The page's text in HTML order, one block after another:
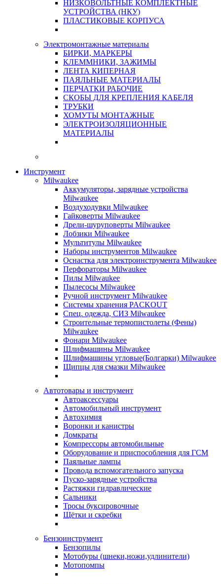
НИЗКОВОЛЬТНЫЕ КОМПЛЕКТНЫЕ
УСТРОЙСТВА (НКУ)
ПЛАСТИКОВЫЕ КОРПУСА
Электромонтажные материалы
БИРКИ, МАРКЕРЫ
КЛЕММНИКИ, ЗАЖИМЫ
ЛЕНТА КИПЕРНАЯ
ПАЯЛЬНЫЕ МАТЕРИАЛЫ
ПЕРЧАТКИ РАБОЧИЕ
СКОБЫ ДЛЯ КРЕПЛЕНИЯ КАБЕЛЯ
ТРУБКИ
ХОМУТЫ МОНТАЖНЫЕ
ЭЛЕКТРОИЗОЛЯЦИОННЫЕ
МАТЕРИАЛЫ
Инструмент
Milwaukee
Аккумуляторы, зарядные устройства
Milwaukee
Воздуходувки Milwaukee
Гайковерты Milwaukee
Дрели-шуруповерты Milwaukee
Лобзики Milwaukee
Мультитулы Milwaukee
Наборы инструментов Milwaukee
Оснастка для электроинструмента Milwaukee
Перфораторы Milwaukee
Пилы Milwaukee
Пылесосы Milwaukee
Ручной инструмент Milwaukee
Системы хранения PACKOUT
Спец. одежда, СИЗ Milwaukee
Строительные термопистолеты (Фены)
Milwaukee
Фонари Milwaukee
Шлифмашины Milwaukee
Шлифмашины угловые(Болгарки) Milwaukee
Щипцы для смазки Milwaukee
Автотовары и инструмент
Автоаксессуары
Автомобильный инструмент
Автохимия
Воронки и канистры
Домкраты
Компрессоры автомобильные
Оборудование и приспособления для ГСМ
Паяльные лампы
Провода вспомогательного запуска
Пуско-зарядные устройства
Растяжки гидравлические
Сальники
Тросы буксировочные
Щётки и скребки
Бензоинструмент
Бензопилы
Мотобуры (шнеки,ножи,удлинители)
Мотопомпы